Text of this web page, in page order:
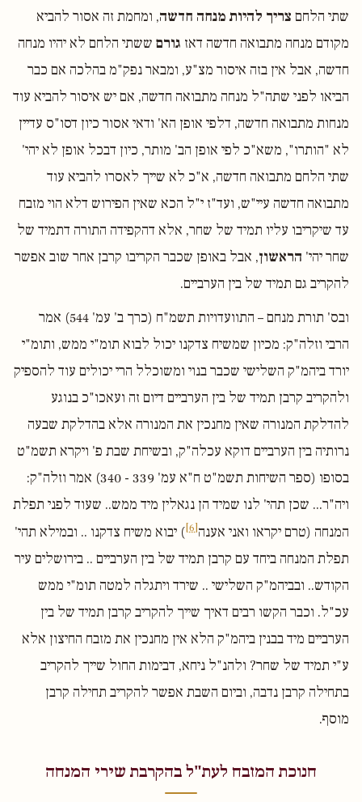
שתי הלחם צריך להיות מנחה חדשה, ומחמת זה אסור להביא
מקודם מנחה מתבואה חדשה דאז גורם ששתי הלחם לא יהיו מנחה
חדשה, אבל אין בזה איסור מצ"ע, ומבאר נפק"מ בהלכה אם כבר
הביאו לפני שתה"ל מנחה מתבואה חדשה, אם יש איסור להביא עוד
מנחות מתבואה חדשה, דלפי אופן הא' ודאי אסור כיון דסו"ס עדיין
לא "הותרו", משא"כ לפי אופן הב' מותר, כיון דבכל אופן לא יהי'
שתי הלחם מתבואה חדשה, א"כ לא שייך לאסרו להביא עוד
מתבואה חדשה עיי"ש, ועד"ז י"ל הכא שאין הפירוש דלא הוי מזבח
עד שיקריבו עליו תמיד של שחר, אלא דהקפידה התורה דתמיד של
שחר יהי' הראשון, אבל באופן שכבר הקריבו קרבן אחר שוב אפשר
להקריב גם תמיד של בין הערביים.
ובס' תורת מנחם – התוועדויות תשמ"ח (כרך ב' עמ' 544) אמר
הרבי וזלה"ק: מכיון שמשיח צדקנו יכול לבוא תומ"י ממש, ותומ"י
יורד ביהמ"ק השלישי שכבר בנוי ומשוכלל הרי יכולים עוד להספיק
ולהקריב קרבן תמיד של בין הערביים דיום זה ועאכו"כ בנוגע
להדלקת המנורה שאין מחנכין את המנורה אלא בהדלקת שבעה
נרותיה בין הערביים דוקא עכלה"ק, ובשיחת שבת פ' ויקרא תשמ"ט
בסופו (ספר השיחות תשמ"ט ח"א עמ' 339 - 340) אמר וזלה"ק:
ויה"ר... שכן תהי' לנו שמיד הן נגאלין מיד ממש.. שעוד לפני תפלת
המנחה (טרם יקראו ואני אענה[6]
) יבוא משיח צדקנו .. ובמילא תהי'
תפלת המנחה ביחד עם קרבן תמיד של בין הערביים .. בירושלים עיר
הקודש.. ובביהמ"ק השלישי .. שירד ויתגלה למטה תומ"י ממש
עכ"ל. וכבר הקשו רבים דאיך שייך להקריב קרבן תמיד של בין
הערביים מיד בבנין ביהמ"ק הלא אין מחנכין את מזבח החיצון אלא
ע"י תמיד של שחר? ולהנ"ל ניחא, דבימות החול שייך להקריב
בתחילה קרבן נדבה, וביום השבת אפשר להקריב תחילה קרבן
מוסף.
חנוכת המזבח לעת"ל בהקרבת שירי המנחה